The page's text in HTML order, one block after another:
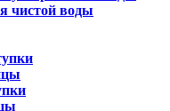
чистой воды